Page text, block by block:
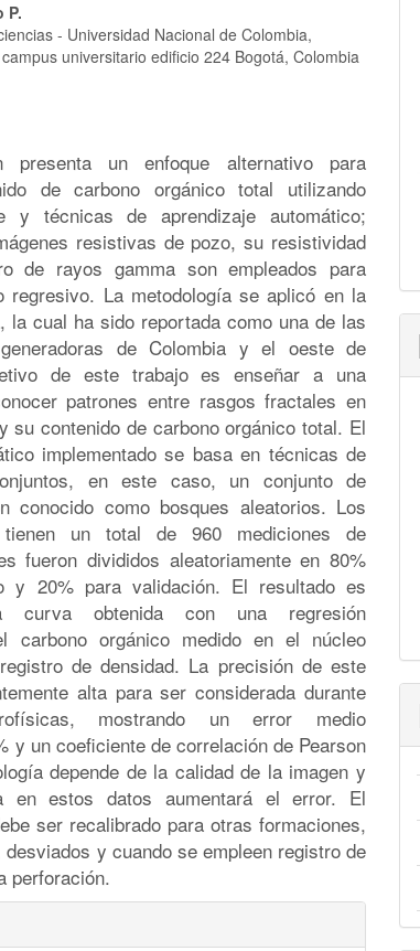
P.
- Universidad Nacional de Colombia,
universitario edificio 224 Bogotá, Colombia
presenta un enfoque alternativo para
de carbono orgánico total utilizando
y técnicas de aprendizaje automático;
resistivas de pozo, su resistividad
de rayos gamma son empleados para
regresivo. La metodología se aplicó en la
la cual ha sido reportada como una de las
de Colombia y el oeste de
de este trabajo es enseñar a una
patrones entre rasgos fractales en
su contenido de carbono orgánico total. El
implementado se basa en técnicas de
en este caso, un conjunto de
conocido como bosques aleatorios. Los
tienen un total de 960 mediciones de
fueron divididos aleatoriamente en 80%
y 20% para validación. El resultado es
curva obtenida con una regresión
carbono orgánico medido en el núcleo
de densidad. La precisión de este
alta para ser considerada durante
mostrando un error medio
y un coeficiente de correlación de Pearson
depende de la calidad de la imagen y
en estos datos aumentará el error. El
ser recalibrado para otras formaciones,
y cuando se empleen registro de
perforación.